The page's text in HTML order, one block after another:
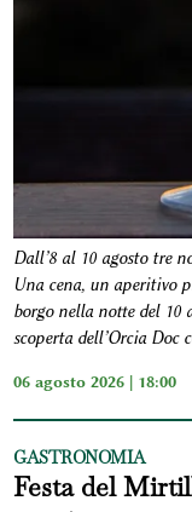
Dall’8 al 10 agosto tre
Una cena, un aperitivo
borgo nella notte del
scoperta dell’Orcia
06 agosto 2026 | 18:00
GASTRONOMIA
Festa del